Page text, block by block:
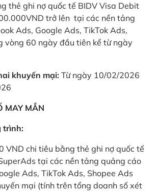
thẻ ghi nợ quốc tế BIDV Visa Debit
trở lên tại các nền tảng
Ads, Google Ads, TikTok Ads,
vòng 60 ngày đầu tiên kể từ ngày
khuyến mại: Từ ngày 10/02/2026
MAY MẮN
trình:
VND chi tiêu bằng thẻ ghi nợ quốc tế
tại các nền tảng quảng cáo
Ads, TikTok Ads, Shopee Ads
mại (tính trên tổng doanh số xét